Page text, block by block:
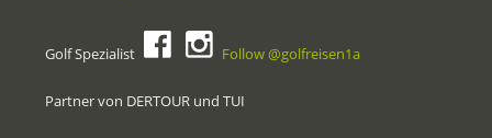
Golf Spezialist Follow @golfreisen1a
Partner von DERTOUR und TUI